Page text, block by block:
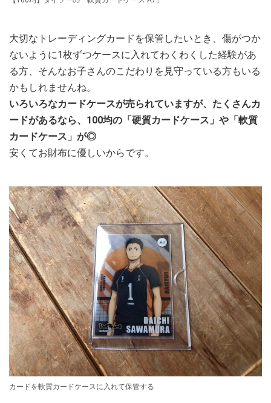
大切なトレーディングカードを保管したいとき、傷がつか
ないように1枚ずつケースに入れてわくわくした経験があ
る方、そんなお子さんのこだわりを見守っている方もいる
かもしれませんね。
いろいろなカードケースが売られていますが、たくさんカ
ードがあるなら、100均の「硬質カードケース」や「軟質
カードケース」が◎
安くてお財布に優しいからです。
カードを軟質カードケースに入れて保管する